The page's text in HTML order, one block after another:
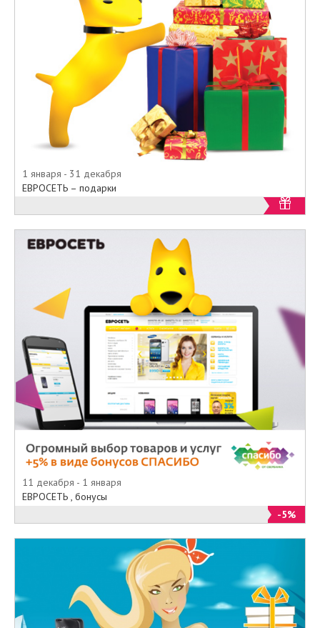
1 января - 31 декабря
ЕВРОСЕТЬ – подарки
11 декабря - 1 января
ЕВРОСЕТЬ , бонусы
-5%